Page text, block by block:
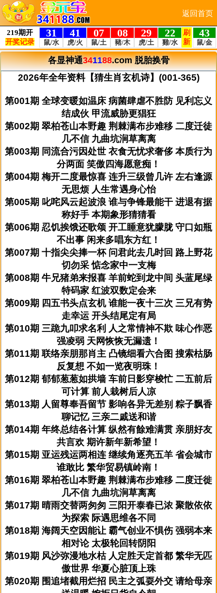
返回首页
各显神通341188.com脱胎换骨
2026年全年资料【猜生肖玄机诗】(001-365)
第001期 全球变暖如温床 病菌肆虐不胜防 见利忘义
结成伙 甲流威胁更猖狂
第002期 翠柏苍山本野趣 荆棘满布步难移 二度迁徒
几不信 九曲坑涧草离离
第003期 同流合污因处世 衣食无忧求奢侈 本质行为
分两面 笑傲四海愿意痴！
第004期 梅开二度最惊喜 连升三级曾几许 左右逢源
无思烦 人生常遇身心怡
第005期 叱咤风云起波浪 谁与争锋最能干 进退有据
称好手 本期象形猜猜看
第006期 忍饥挨饿还歌颂 开工睡意犹朦胧 守口如瓶
不出事 闲来多唱东方红！
第007期 十指尖尖捧一杯 问君此去几时回 路上野花
切勿采 惦念家中一支梅
第008期 牛兄猪弟来报喜 羊前蛇到龙中间 头蓝尾绿
特码家 红波双数定会来
第009期 四五书头点玄机 谁能一夜十三次 三兄有势
走幸运 开头结尾定有局
第010期 三跪九叩求名利 人之常情神不欺 味心作恶
强凌弱 天网恢恢无漏遗！
第011期 联络亲朋那肖主 凸镜细看六合图 搜索枯肠
反复想 不如一览夜明珠！
第012期 郁郁葱葱如拱墙 车前日影穿梭忙 二五前后
可计算 前人栽树后人凉
第013期 人留尊奉吾留节 影响各异无差别 粽子飘香
聊记忆 三亲二戚送和谐
第014期 年终总结各计算 纵然有餘难满贯 亲朋好友
共言欢 期许新年新希望！
第015期 亚运残运两相连 继续角逐亮五羊 省会城市
谁敢比 繁华贸易镇岭南！
第016期 翠柏苍山本野趣 荆棘满布步难移 二度迁徙
几不信 九曲坑涧草离离
第017期 晴雨交替两匆匆 三阳开泰春已浓 聚散依依
为探索 际遇思维各不同
第018期 海阔天空因能让 霸气创业不惧伤 强弱本来
相对论 太极轮回转阴阳
第019期 风沙弥漫地水枯 人定胜天定首都 繁华无匹
傲世界 华夏心脏顶上珠
第020期 围追堵截用烂招 民主之弧耍外交 请给母亲